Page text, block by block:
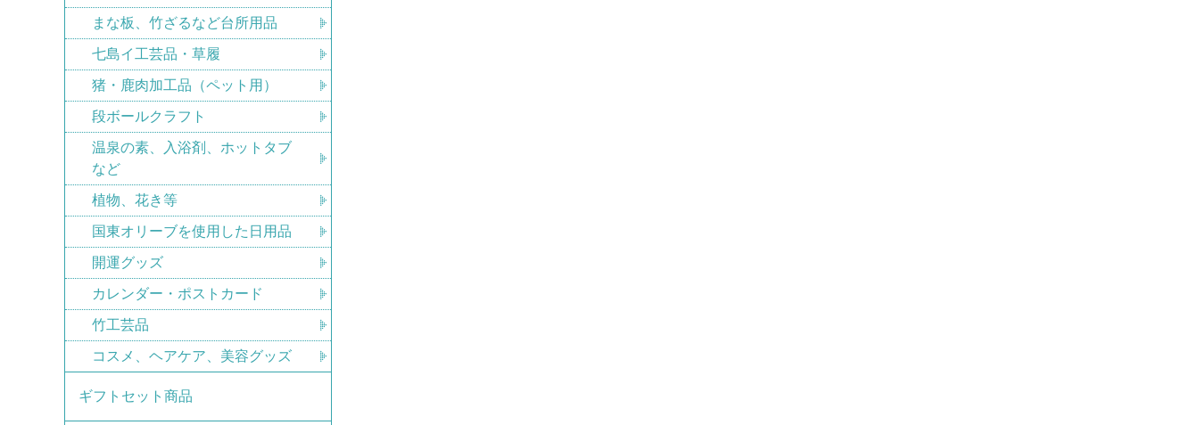
まな板、竹ざるなど台所用品
七島イ工芸品・草履
猪・鹿肉加工品（ペット用）
段ボールクラフト
温泉の素、入浴剤、ホットタブ
など
植物、花き等
国東オリーブを使用した日用品
開運グッズ
カレンダー・ポストカード
竹工芸品
コスメ、ヘアケア、美容グッズ
ギフトセット商品